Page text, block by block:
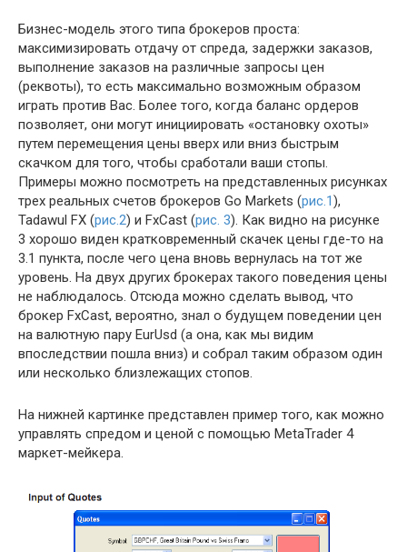
Бизнес-модель этого типа брокеров проста:
максимизировать отдачу от спреда, задержки заказов,
выполнение заказов на различные запросы цен
(реквоты), то есть максимально возможным образом
играть против Вас. Более того, когда баланс ордеров
позволяет, они могут инициировать «остановку охоты»
путем перемещения цены вверх или вниз быстрым
скачком для того, чтобы сработали ваши стопы.
Примеры можно посмотреть на представленных рисунках
трех реальных счетов брокеров Go Markets (рис.1),
Tadawul FX (рис.2) и FxCast (рис. 3). Как видно на рисунке
3 хорошо виден кратковременный скачек цены где-то на
3.1 пункта, после чего цена вновь вернулась на тот же
уровень. На двух других брокерах такого поведения цены
не наблюдалось. Отсюда можно сделать вывод, что
брокер FxCast, вероятно, знал о будущем поведении цен
на валютную пару EurUsd (а она, как мы видим
впоследствии пошла вниз) и собрал таким образом один
или несколько близлежащих стопов.
На нижней картинке представлен пример того, как можно
управлять спредом и ценой с помощью MetaTrader 4
маркет-мейкера.